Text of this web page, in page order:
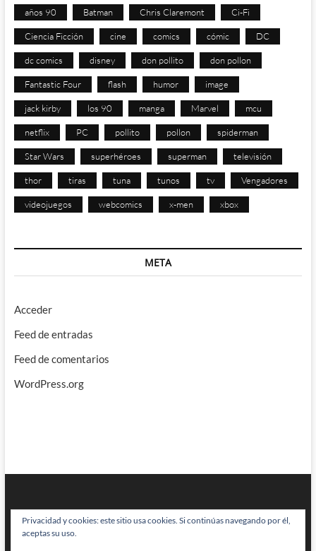
años 90 Batman Chris Claremont Ci-Fi
Ciencia Ficción cine comics cómic DC
dc comics disney don pollito don pollon
Fantastic Four flash humor image
jack kirby los 90 manga Marvel mcu
netflix PC pollito pollon spiderman
Star Wars superhéroes superman televisión
thor tiras tuna tunos tv Vengadores
videojuegos webcomics x-men xbox
META
Acceder
Feed de entradas
Feed de comentarios
WordPress.org
Privacidad y cookies: este sitio usa cookies. Si continúas navegando por él,
aceptas su uso.